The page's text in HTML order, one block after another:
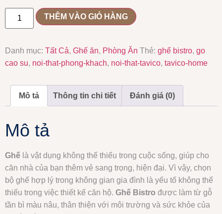
THÊM VÀO GIỎ HÀNG
Danh mục: Tất Cả, Ghế ăn, Phòng Ăn Thẻ: ghế bistro, go
cao su, noi-that-phong-khach, noi-that-tavico, tavico-home
Mô tả Thông tin chi tiết Đánh giá (0)
Mô tả
Ghế là vật dụng không thể thiếu trong cuộc sống, giúp cho
căn nhà của bạn thêm vẻ sang trọng, hiện đại. Vì vậy, chọn
bộ ghế hợp lý trong không gian gia đình là yếu tố không thể
thiếu trong việc thiết kế căn hộ. Ghế Bistro được làm từ gỗ
tần bì màu nâu, thân thiện với môi trường và sức khỏe của